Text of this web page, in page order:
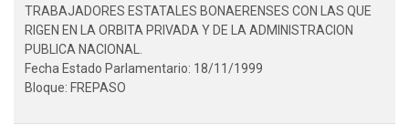
TRABAJADORES ESTATALES BONAERENSES CON LAS QUE
RIGEN EN LA ORBITA PRIVADA Y DE LA ADMINISTRACION
PUBLICA NACIONAL.
Fecha Estado Parlamentario: 18/11/1999
Bloque: FREPASO